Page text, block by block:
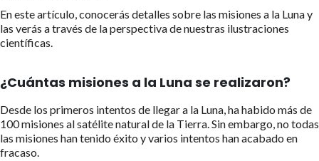
En este artículo, conocerás detalles sobre las misiones a la Luna y
las verás a través de la perspectiva de nuestras ilustraciones
científicas.
¿Cuántas misiones a la Luna se realizaron?
Desde los primeros intentos de llegar a la Luna, ha habido más de
100 misiones al satélite natural de la Tierra. Sin embargo, no todas
las misiones han tenido éxito y varios intentos han acabado en
fracaso.